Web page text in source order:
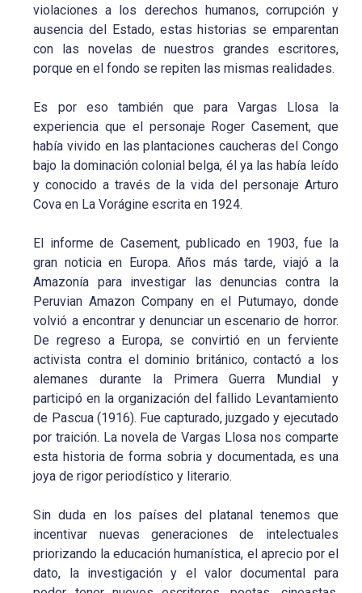
violaciones a los derechos humanos, corrupción y
ausencia del Estado, estas historias se emparentan
con las novelas de nuestros grandes escritores,
porque en el fondo se repiten las mismas realidades.
Es por eso también que para Vargas Llosa la
experiencia que el personaje Roger Casement, que
había vivido en las plantaciones caucheras del Congo
bajo la dominación colonial belga, él ya las había leído
y conocido a través de la vida del personaje Arturo
Cova en La Vorágine escrita en 1924.
El informe de Casement, publicado en 1903, fue la
gran noticia en Europa. Años más tarde, viajó a la
Amazonía para investigar las denuncias contra la
Peruvian Amazon Company en el Putumayo, donde
volvió a encontrar y denunciar un escenario de horror.
De regreso a Europa, se convirtió en un ferviente
activista contra el dominio británico, contactó a los
alemanes durante la Primera Guerra Mundial y
participó en la organización del fallido Levantamiento
de Pascua (1916). Fue capturado, juzgado y ejecutado
por traición. La novela de Vargas Llosa nos comparte
esta historia de forma sobria y documentada, es una
joya de rigor periodístico y literario.
Sin duda en los países del platanal tenemos que
incentivar nuevas generaciones de intelectuales
priorizando la educación humanística, el aprecio por el
dato, la investigación y el valor documental para